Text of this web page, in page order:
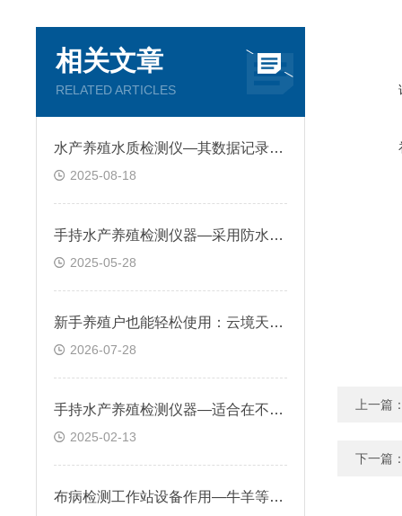
相关文章
RELATED ARTICLES
水产养殖水质检测仪—其数据记录功能便于分析水质变化趋势，优化养殖管理
2025-08-18
手持水产养殖检测仪器—采用防水外壳和防腐蚀探头，适应养殖环境的特殊要求
2025-05-28
新手养殖户也能轻松使用：云境天合手持水产养殖检测仪器辅助科学投喂调水
2026-07-28
手持水产养殖检测仪器—适合在不同养殖环境中进行水质检测
2025-02-13
布病检测工作站设备作用—牛羊等牲畜布病早期诊断和监测，确保牲畜健康无病
上一篇
下一篇